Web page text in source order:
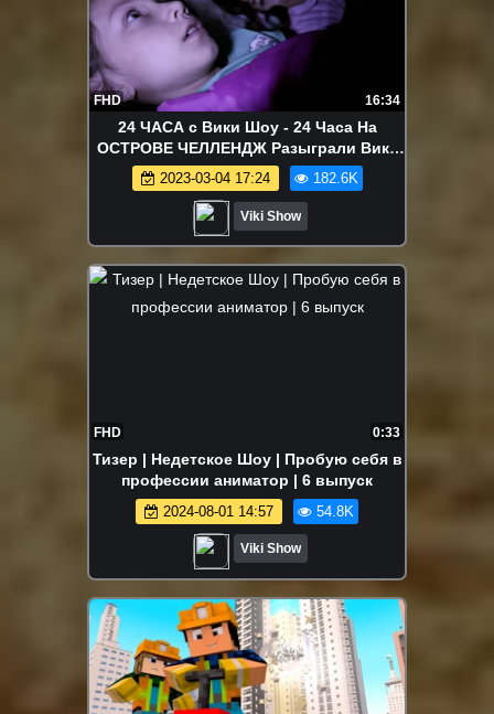
FHD 16:34
24 ЧАСА с Вики Шоу - 24 Часа На
ОСТРОВЕ ЧЕЛЛЕНДЖ Разыграли Вику
24 hour CHALLENGE / Вики Шоу
2023-03-04 17:24 182.6K
Viki Show
FHD 0:33
Тизер | Недетское Шоу | Пробую себя в
профессии аниматор | 6 выпуск
2024-08-01 14:57 54.8K
Viki Show